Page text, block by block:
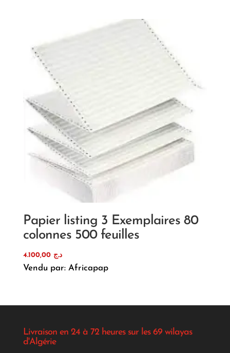
Papier listing 3 Exemplaires 80
colonnes 500 feuilles
د.ج 4.100,00
Vendu par: Africapap
Livraison en 24 à 72 heures sur les 69 wilayas
d'Algérie